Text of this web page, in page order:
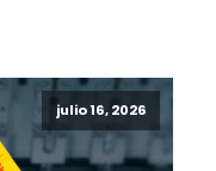
julio 16, 2026